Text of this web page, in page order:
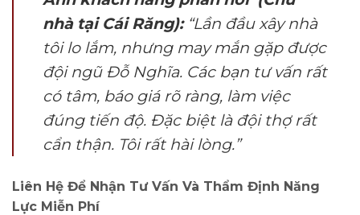
nhà tại Cái Răng): “Lần đầu xây nhà
tôi lo lắm, nhưng may mắn gặp được
đội ngũ Đỗ Nghĩa. Các bạn tư vấn rất
có tâm, báo giá rõ ràng, làm việc
đúng tiến độ. Đặc biệt là đội thợ rất
cẩn thận. Tôi rất hài lòng.”
Liên Hệ Để Nhận Tư Vấn Và Thẩm Định Năng
Lực Miễn Phí